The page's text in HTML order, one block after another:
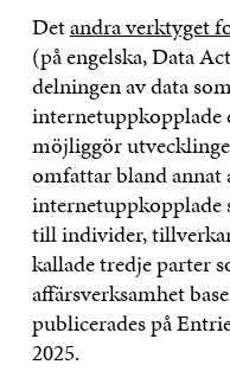
Detandra verktyget
(på engelska, Data
delningen av data
internetuppkopplade
möjliggör
omfattar bland annat
internetuppkopplade
till individer,
kallade tredje parter
affärsverksamhet
publicerades på
2025.